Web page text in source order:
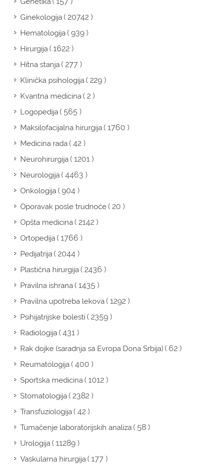
Ginekologija( 20742 )
Hematologija( 939 )
Hirurgija( 1622 )
Hitna stanja( 277 )
Klinička psihologija( 229 )
Kvantna medicina( 2 )
Logopedija( 565 )
Maksilofacijalna hirurgija( 1760 )
Medicina rada( 42 )
Neurohirurgija( 1201 )
Neurologija( 4463 )
Onkologija( 904 )
Oporavak posle trudnoće( 20 )
Opšta medicina( 2142 )
Ortopedija( 1766 )
Pedijatrija( 2044 )
Plastična hirurgija( 2436 )
Pravilna ishrana( 1435 )
Pravilna upotreba lekova( 1292 )
Psihijatrijske bolesti( 2359 )
Radiologija( 431 )
Rak dojke (saradnja sa Evropa Dona Srbija)( 62 )
Reumatologija( 400 )
Sportska medicina( 1012 )
Stomatologija( 2382 )
Transfuziologija( 42 )
Tumačenje laboratorijskih analiza( 58 )
Urologija( 11289 )
Vaskularna hirurgija( 177 )